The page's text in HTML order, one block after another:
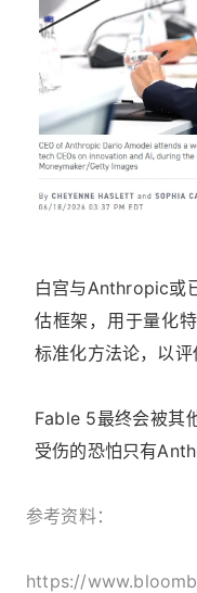
白宫与Anthropic或
估框架，用于量化
标准化方法论，以评
Fable 5最终会被其
受伤的恐怕只有
参考资料：
https://